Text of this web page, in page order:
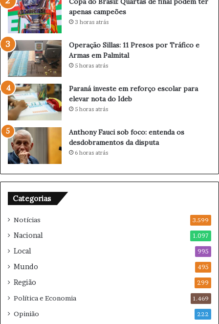
d
e
f
i
a
l
p
o
d
e
t
e
r
a
a
c
p
e
e
apenas campeões
3 horas atrás
Operação Sillas: 11 Presos por Tráfico e
Armas em Palmital
5 horas atrás
Paraná investe em reforço escolar para
elevar nota do Ideb
5 horas atrás
Anthony Fauci sob foco: entenda os
desdobramentos da disputa
6 horas atrás
Categorias
Notícias 3.599
Nacional 1.097
Local 995
Mundo 495
Região 299
Política e Economia 1.469
Opinião 222